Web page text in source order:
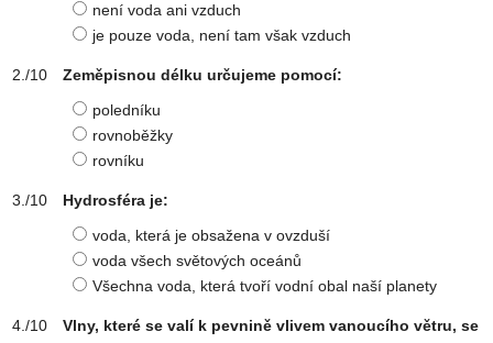
není voda ani vzduch
je pouze voda, není tam však vzduch
Zeměpisnou délku určujeme pomocí:
poledníku
rovnoběžky
rovníku
Hydrosféra je:
voda, která je obsažena v ovzduší
voda všech světových oceánů
Všechna voda, která tvoří vodní obal naší planety
Vlny, které se valí k pevnině vlivem vanoucího větru, se